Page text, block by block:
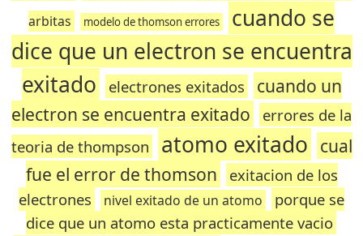
arbitas
modelo de thomson errores
cuando se
dice que un electron se encuentra
exitado
electrones exitados
cuando un
electron se encuentra exitado
errores de la
teoria de thompson
atomo exitado cual
fue el error de thomson
exitacion de los
electrones
nivel exitado de un atomo
porque se
dice que un atomo esta practicamente vacio